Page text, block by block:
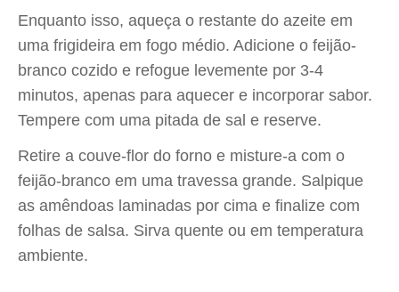
Enquanto isso, aqueça o restante do azeite em
uma frigideira em fogo médio. Adicione o feijão-
branco cozido e refogue levemente por 3-4
minutos, apenas para aquecer e incorporar sabor.
Tempere com uma pitada de sal e reserve.
Retire a couve-flor do forno e misture-a com o
feijão-branco em uma travessa grande. Salpique
as amêndoas laminadas por cima e finalize com
folhas de salsa. Sirva quente ou em temperatura
ambiente.